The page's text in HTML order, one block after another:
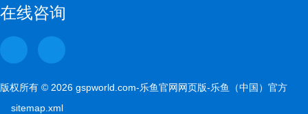
在线咨询
版权所有 © 2026 gspworld.com-乐鱼官网网页版-乐鱼（中国）官方
sitemap.xml